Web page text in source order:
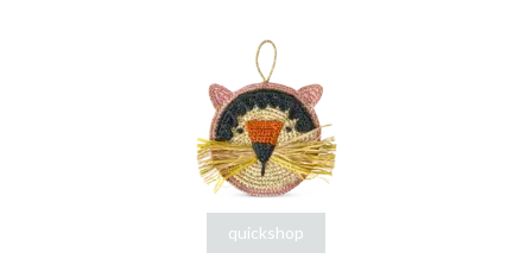
quickshop